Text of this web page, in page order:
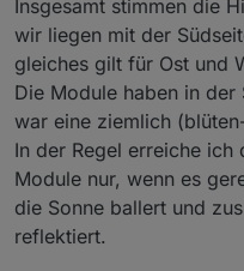
Insgesamt stimmen die
wir liegen mit der
gleiches gilt für Ost und
Die Module haben in
war eine ziemlich
In der Regel erreiche ich
Module nur, wenn es
die Sonne ballert und
reflektiert.